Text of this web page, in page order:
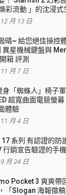
彩流動 」的沈浸式
月 13 日
晴~ 給您絕佳操控
異星機械鍵盤與
箱 評測
月 7 日
身「蜘蛛人」椅子
超寬曲面電競螢
體驗
月 4 日
系列 有認證的防
行銷宣告驗證的手
月 24 日
Pocket 3 爽爽帶
「Slogan 海報徵